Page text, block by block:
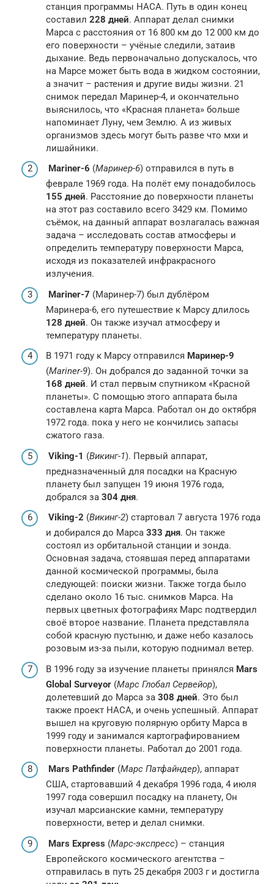
станция программы НАСА. Путь в один конец
составил 228 дней. Аппарат делал снимки
Марса с расстояния от 16 800 км до 12 000 км до
его поверхности – учёные следили, затаив
дыхание. Ведь первоначально допускалось, что
на Марсе может быть вода в жидком состоянии,
а значит – растения и другие виды жизни. 21
снимок передал Маринер-4, и окончательно
выяснилось, что «Красная планета» больше
напоминает Луну, чем Землю. А из живых
организмов здесь могут быть разве что мхи и
лишайники.
Mariner-6 (Маринер-6) отправился в путь в
феврале 1969 года. На полёт ему понадобилось
155 дней. Расстояние до поверхности планеты
на этот раз составило всего 3429 км. Помимо
съёмок, на данный аппарат возлагалась важная
задача – исследовать состав атмосферы и
определить температуру поверхности Марса,
исходя из показателей инфракрасного
излучения.
Mariner-7 (Маринер-7) был дублёром
Маринера-6, его путешествие к Марсу длилось
128 дней. Он также изучал атмосферу и
температуру планеты.
В 1971 году к Марсу отправился Маринер-9
(Mariner-9). Он добрался до заданной точки за
168 дней. И стал первым спутником «Красной
планеты». С помощью этого аппарата была
составлена карта Марса. Работал он до октября
1972 года. пока у него не кончились запасы
сжатого газа.
Viking-1 (Викинг-1). Первый аппарат,
предназначенный для посадки на Красную
планету был запущен 19 июня 1976 года,
добрался за 304 дня.
Viking-2 (Викинг-2) стартовал 7 августа 1976 года
и добирался до Марса 333 дня. Он также
состоял из орбитальной станции и зонда.
Основная задача, стоявшая перед аппаратами
данной космической программы, была
следующей: поиски жизни. Также тогда было
сделано около 16 тыс. снимков Марса. На
первых цветных фотографиях Марс подтвердил
своё второе название. Планета представляла
собой красную пустыню, и даже небо казалось
розовым из-за пыли, которую поднимал ветер.
В 1996 году за изучение планеты принялся Mars
Global Surveyor (Марс Глобал Сервейор),
долетевший до Марса за 308 дней. Это был
также проект НАСА, и очень успешный. Аппарат
вышел на круговую полярную орбиту Марса в
1999 году и занимался картографированием
поверхности планеты. Работал до 2001 года.
Mars Pathfinder (Марс Патфайндер), аппарат
США, стартовавший 4 декабря 1996 года, 4 июля
1997 года совершил посадку на планету, Он
изучал марсианские камни, температуру
поверхности, ветер и делал снимки.
Mars Express (Марс-экспресс) – станция
Европейского космического агентства –
отправилась в путь 25 декабря 2003 г и достигла